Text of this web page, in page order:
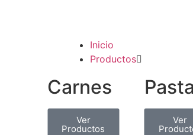
Inicio
Productos
Carnes
Ver
Productos
Ver